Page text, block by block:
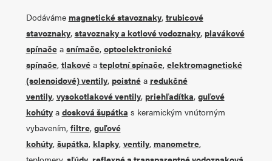
Dodáváme magnetické stavoznaky, trubicové
stavoznaky, stavoznaky a kotlové vodoznaky, plavákové
spínače a snímače, optoelektronické
spínače, tlakové a teplotní spínače, elektromagnetické
(solenoidové) ventily, poistné a redukčné
ventily, vysokotlakové ventily, priehľadítka, guľové
kohútya dosková šupátka s keramickým vnútorným
vybavením, filtre, guľové
kohúty, šupátka, klapky, ventily, manometre,